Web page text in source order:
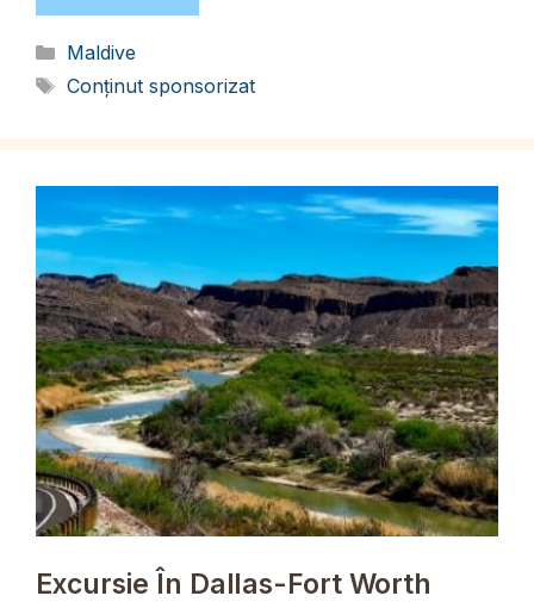
Categorii
Maldive
Etichete
Conținut sponsorizat
Excursie În Dallas-Fort Worth